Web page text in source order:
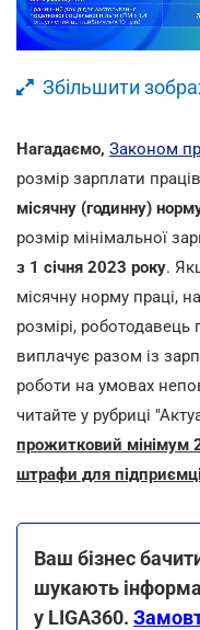
Збільшити
Нагадаємо, Законом
розмір зарплати
місячну (годинну)
розмір мінімальної
з 1 січня 2023 року.
місячну норму праці,
розмірі, роботодавець
виплачує разом із
роботи на умовах
читайте у рубриці
прожитковий мінімум
штрафи для
Ваш бізнес
шукають
у LIGA360.